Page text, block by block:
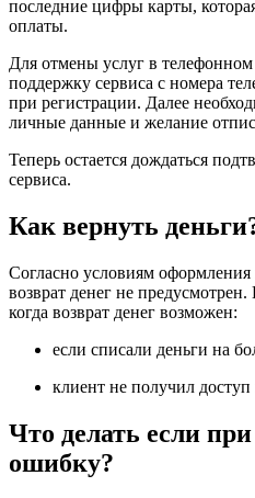
последние цифры карты,
оплаты.
Для отмены услуг в
поддержку сервиса с номера
при регистрации. Далее
личные данные и желание
Теперь остается дождаться
сервиса.
Как вернуть
Согласно условиям
возврат денег не
когда возврат денег возможен:
если списали деньги на
клиент не получил
Что делать если
ошибку?